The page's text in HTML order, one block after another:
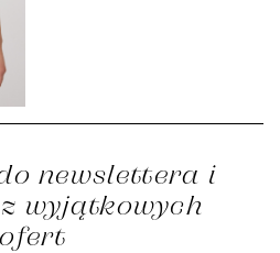
newslettera i
wyjątkowych
ofert